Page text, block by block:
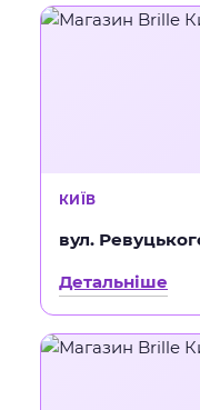
КИЇВ
вул.
Детальніше